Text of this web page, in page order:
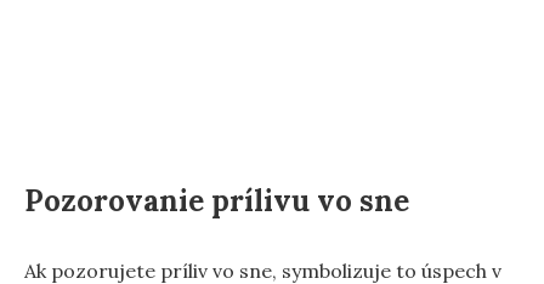
Pozorovanie prílivu vo sne
Ak pozorujete príliv vo sne, symbolizuje to úspech v